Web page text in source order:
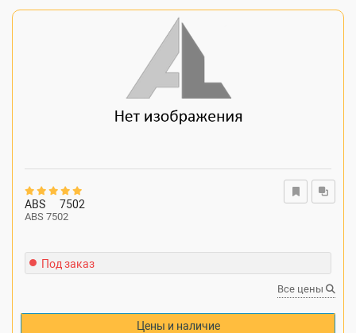
ABS 7502
ABS 7502
Под заказ
Все цены
Цены и наличие